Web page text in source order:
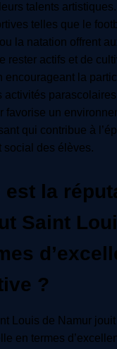
talents
telles que le
ou la natation offrent
rester actifs et de
encourageant la
activités
favorise un
qui contribue à
social des élèves.
est la
Saint
?
Louis de Namur
en termes